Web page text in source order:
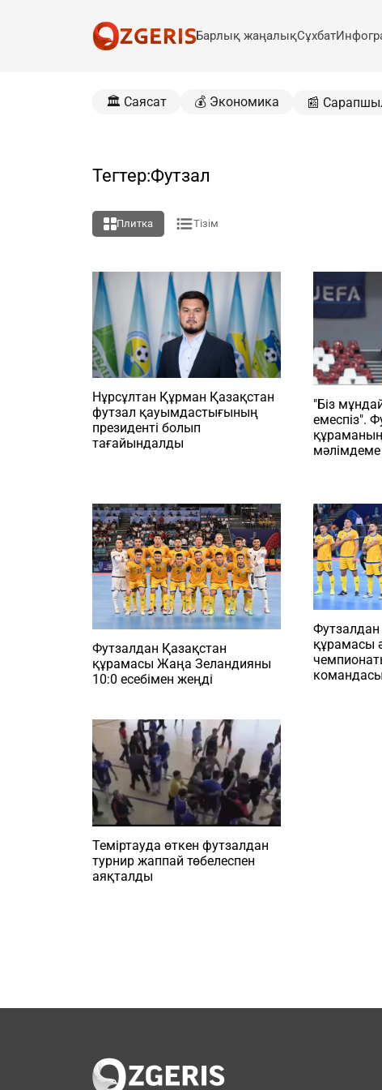
Барлық жаңалықСұхбат
🏛️ Саясат 💰 Экономика 📰
Тегтер:Футзал
Плитка Тізім
Нұрсұлтан Құрман Қазақстан
футзал қауымдастығының
президенті болып
тағайындалды
"Біз
емеспіз".
құраманың
Футзалдан Қазақстан
құрамасы Жаңа Зеландияны
10:0 есебімен жеңді
құрамасы
Теміртауда өткен футзалдан
турнир жаппай төбелеспен
аяқталды